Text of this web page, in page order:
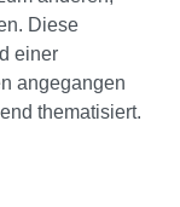
Diese
einer
angegangen
thematisiert.